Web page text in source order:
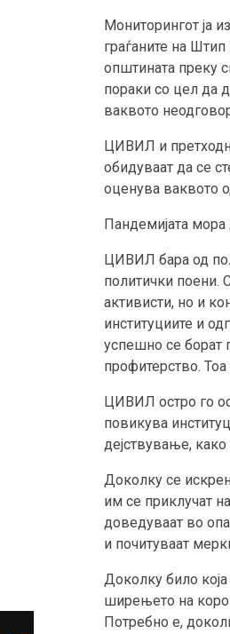
Мониторингот ја
граѓаните на
општината преку
пораки со цел да
ваквото
ЦИВИЛ и
обидуваат да се
оценува ваквото
Пандемијата
ЦИВИЛ бара од
политички поени.
активисти, но и
институциите и
успешно се борат
профитерство.
ЦИВИЛ остро го
повикува
дејствување, како
Доколку се
им се приклучат
доведуваат во
и почитуваат
Доколку било
ширењето на
Потребно е,